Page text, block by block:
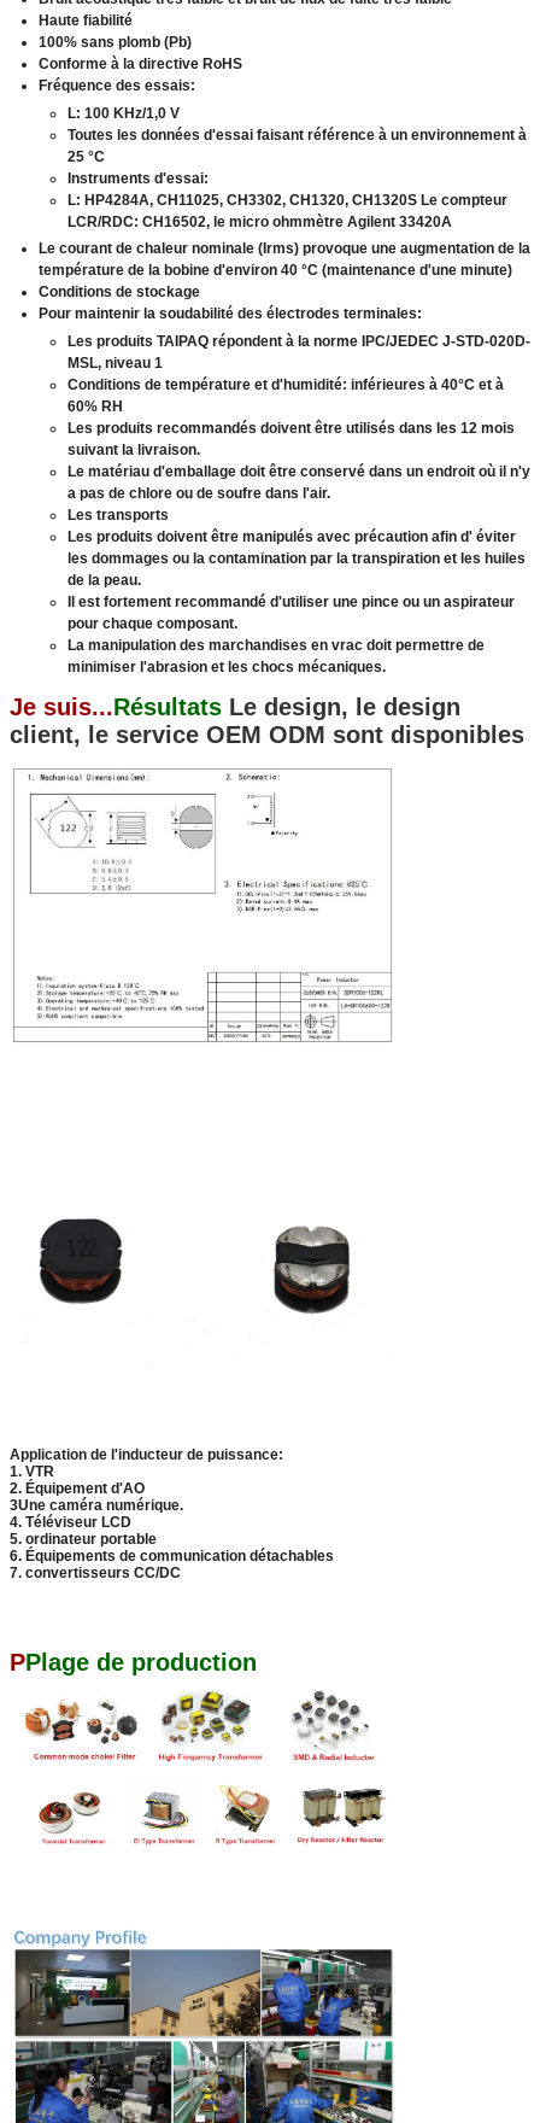
Haute fiabilité
100% sans plomb (Pb)
Conforme à la directive RoHS
Fréquence des essais:
L: 100 KHz/1,0 V
Toutes les données d'essai faisant référence à un environnement à
25 °C
Instruments d'essai:
L: HP4284A, CH11025, CH3302, CH1320, CH1320S Le compteur
LCR/RDC: CH16502, le micro ohmmètre Agilent 33420A
Le courant de chaleur nominale (Irms) provoque une augmentation de la
température de la bobine d'environ 40 °C (maintenance d'une minute)
Conditions de stockage
Pour maintenir la soudabilité des électrodes terminales:
Les produits TAIPAQ répondent à la norme IPC/JEDEC J-STD-020D-
MSL, niveau 1
Conditions de température et d'humidité: inférieures à 40°C et à
60% RH
Les produits recommandés doivent être utilisés dans les 12 mois
suivant la livraison.
Le matériau d'emballage doit être conservé dans un endroit où il n'y
a pas de chlore ou de soufre dans l'air.
Les transports
Les produits doivent être manipulés avec précaution afin d' éviter
les dommages ou la contamination par la transpiration et les huiles
de la peau.
Il est fortement recommandé d'utiliser une pince ou un aspirateur
pour chaque composant.
La manipulation des marchandises en vrac doit permettre de
minimiser l'abrasion et les chocs mécaniques.
Je suis...Résultats Le design, le design
client, le service OEM ODM sont disponibles
Application de l'inducteur de puissance:
1. VTR
2. Équipement d'AO
3Une caméra numérique.
4. Téléviseur LCD
5. ordinateur portable
6. Équipements de communication détachables
7. convertisseurs CC/DC
PPlage de production